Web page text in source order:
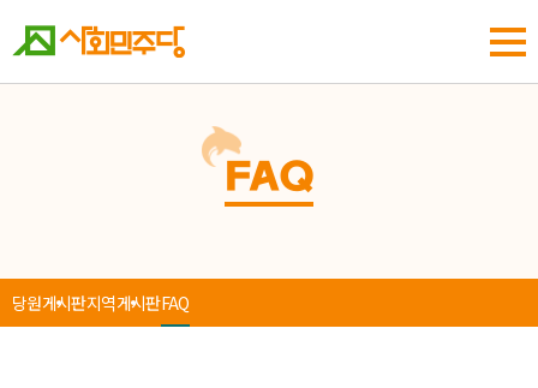
FAQ
당원게시판지역게시판FAQ